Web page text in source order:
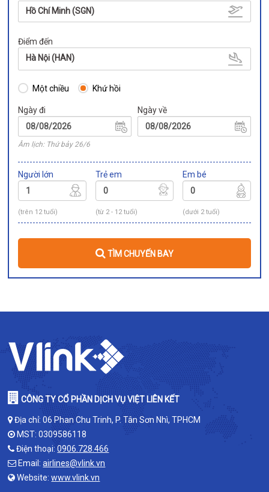
Hồ Chí Minh (SGN)
Điểm đến
Hà Nội (HAN)
Một chiều Khứ hồi
Ngày đi
Âm lịch: Thứ bảy 26/6
Ngày về
Người lớn
(trên 12 tuổi)
Trẻ em
(từ 2 - 12 tuổi)
Em bé
(dưới 2 tuổi)
TÌM CHUYẾN BAY
CÔNG TY CỔ PHẦN DỊCH VỤ VIỆT LIÊN KẾT
Địa chỉ: 06 Phan Chu Trinh, P. Tân Sơn Nhì, TPHCM
MST: 0309586118
Điện thoại:0906.728.466
Email:airlines@vlink.vn
Website:www.vlink.vn